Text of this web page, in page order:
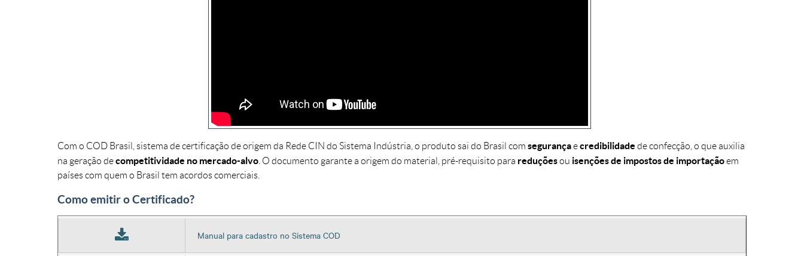
Com o COD Brasil, sistema de certificação de origem da Rede CIN do Sistema Indústria, o produto sai do Brasil com segurançaecredibilidade de confecção, o que auxilia
na geração decompetitividade no mercado-alvo . O documento garante a origem do material, pré-requisito para reduçõesou isenções de impostos de importaçãoem
países com quem o Brasil tem acordos comerciais.
Como emitir o Certificado?
Manual para cadastro no Sistema COD